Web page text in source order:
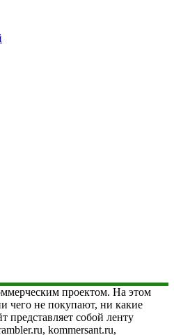
проектом. На этом
чего не покупают, ни какие
представляет собой ленту
kommersant.ru,